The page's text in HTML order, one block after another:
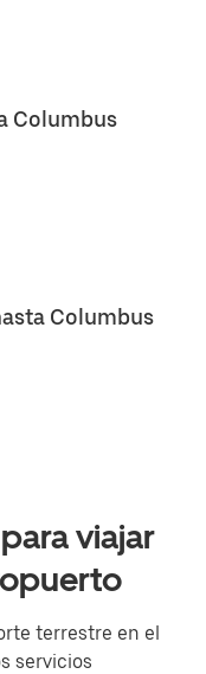
Columbus
Columbus
viajar
terrestre en el
servicios